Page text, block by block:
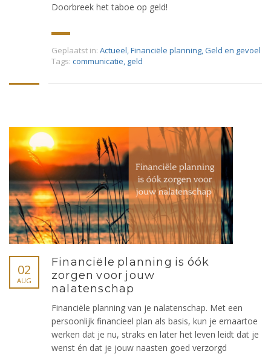
Doorbreek het taboe op geld!
Geplaatst in: Actueel,Financiële planning,Geld en gevoel
Tags: communicatie, geld
02
AUG
Financiële planning is óók
zorgen voor jouw
nalatenschap
Financiële planning van je nalatenschap. Met een
persoonlijk financieel plan als basis, kun je ernaartoe
werken dat je nu, straks en later het leven leidt dat je
wenst én dat je jouw naasten goed verzorgd